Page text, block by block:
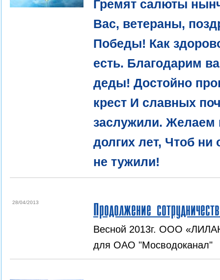
Гремят салюты
Вас, ветераны,
Победы! Как
есть. Благодарим
деды! Достойно
крест И славных
заслужили. Желаем
долгих лет, Чтоб
не тужили!
28/04/2013 Продолжение
Весной 2013г. ООО
для ОАО "Мосводоканал"